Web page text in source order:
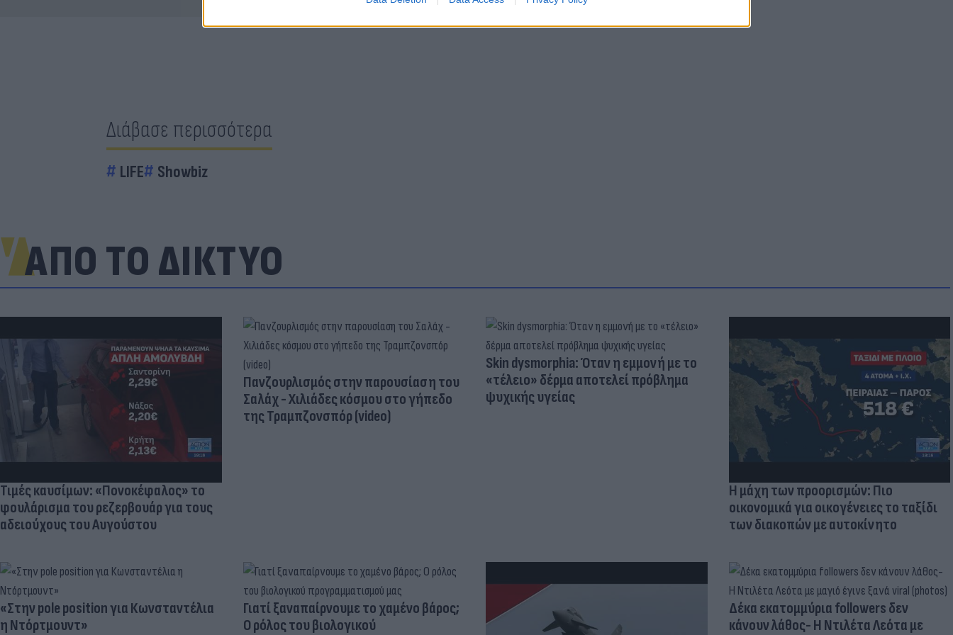
Διάβασε περισσότερα
LIFE Showbiz
ΑΠΟ ΤΟ ΔΙΚΤΥΟ
Τιμές καυσίμων: «Πονοκέφαλος» το
φουλάρισμα του ρεζερβουάρ για τους
αδειούχους του Αυγούστου
Πανζουρλισμός στην παρουσίαση του
Σαλάχ - Χιλιάδες κόσμου στο γήπεδο
της Τραμπζονσπόρ (video)
Skin dysmorphia: Όταν η εμμονή με το
«τέλειο» δέρμα αποτελεί πρόβλημα
ψυχικής υγείας
Η μάχη των προορισμών: Πιο
οικονομικά για οικογένειες το ταξίδι
των διακοπών με αυτοκίνητο
«Στην pole position για Κωνσταντέλια
η Ντόρτμουντ»
Γιατί ξαναπαίρνουμε το χαμένο βάρος;
Ο ρόλος του βιολογικού
Δέκα εκατομμύρια followers δεν
κάνουν λάθος- Η Ντιλέτα Λεότα με